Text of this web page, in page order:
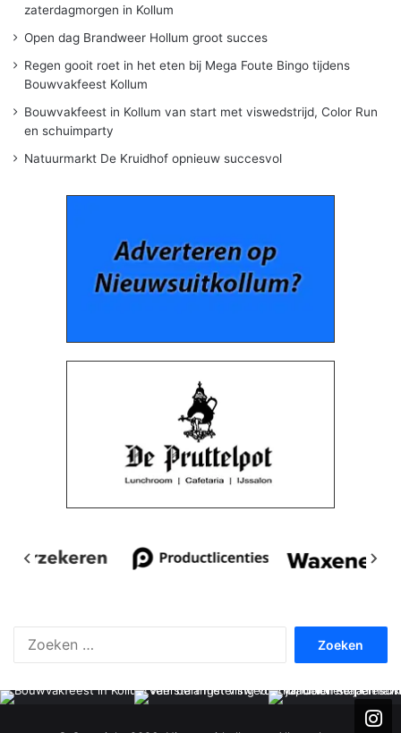
zaterdagmorgen in Kollum
Open dag Brandweer Hollum groot succes
Regen gooit roet in het eten bij Mega Foute Bingo tijdens
Bouwvakfeest Kollum
Bouwvakfeest in Kollum van start met viswedstrijd, Color Run
en schuimparty
Natuurmarkt De Kruidhof opnieuw succesvol